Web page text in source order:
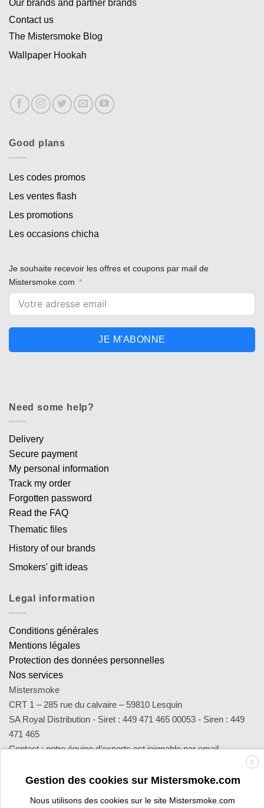
Our brands and partner brands
Contact us
The Mistersmoke Blog
Wallpaper Hookah
Good plans
Les codes promos
Les ventes flash
Les promotions
Les occasions chicha
Je souhaite recevoir les offres et coupons par mail de
Mistersmoke.com
JE M'ABONNE
Need some help?
Delivery
Secure payment
My personal information
Track my order
Forgotten password
Read the FAQ
Thematic files
History of our brands
Smokers' gift ideas
Legal information
Conditions générales
Mentions légales
Protection des données personnelles
Nos services
Mistersmoke
CRT 1 – 285 rue du calvaire – 59810 Lesquin
SA Royal Distribution - Siret : 449 471 465 00053 - Siren : 449
471 465
Contact : notre équipe d’experts est joignable par email
sav@mistersmoke.com ou par téléphone au 03 20 90 56 55 du
lundi au vendredi de 9h à 17h.
X
Gestion des cookies sur Mistersmoke.com
Nous utilisons des cookies sur le site Mistersmoke.com